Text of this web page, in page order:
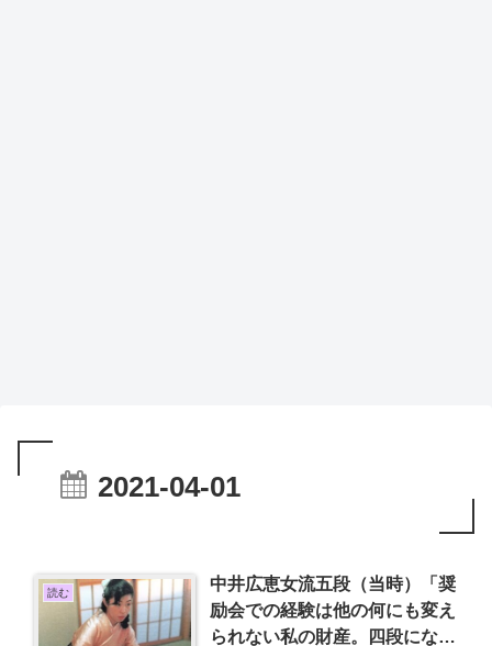
2021-04-01
読む
中井広恵女流五段（当時）「奨
励会での経験は他の何にも変え
られない私の財産。四段になれ